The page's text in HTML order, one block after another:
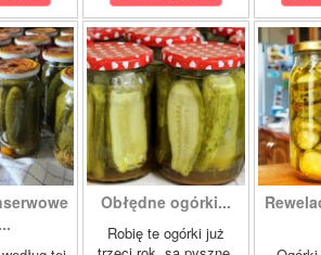
Obłędne ogórki...
Robię te ogórki już